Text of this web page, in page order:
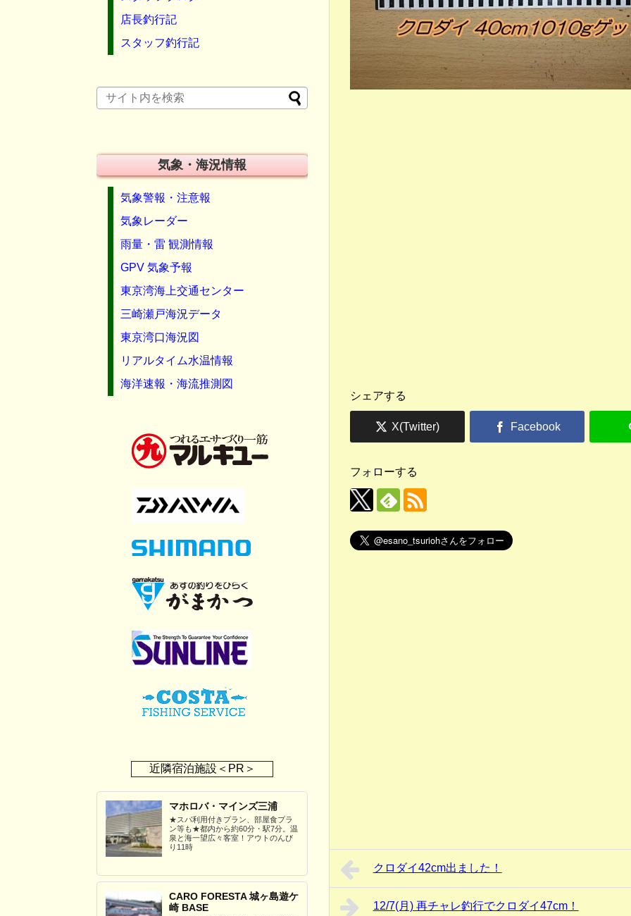
シェアする
フォローする
クロダイ42cm出ました！
12/7(月) 再チャレ釣行でクロダイ47cm！
店長釣行記
スタッフ釣行記
気象・海況情報
気象警報・注意報
気象レーダー
雨量・雷 観測情報
GPV 気象予報
東京湾海上交通センター
三崎瀬戸海況データ
東京湾口海況図
リアルタイム水温情報
海洋速報・海流推測図
近隣宿泊施設＜PR＞
マホロバ・マインズ三浦
★スパ利用付きプラン、部屋食プラ
ン等も★都内から約60分・駅7分。温
泉と海一望広々客室！アウトのんび
り11時
CARO FORESTA 城ヶ島遊ケ
崎 BASE